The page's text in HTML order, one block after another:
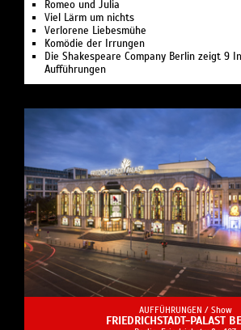
Romeo und Julia
Viel Lärm um nichts
Verlorene Liebesmühe
Komödie der Irrungen
Die Shakespeare Company Berlin zeigt 9
Aufführungen
AUFFÜHRUNGEN / Show
FRIEDRICHSTADT-PALAST